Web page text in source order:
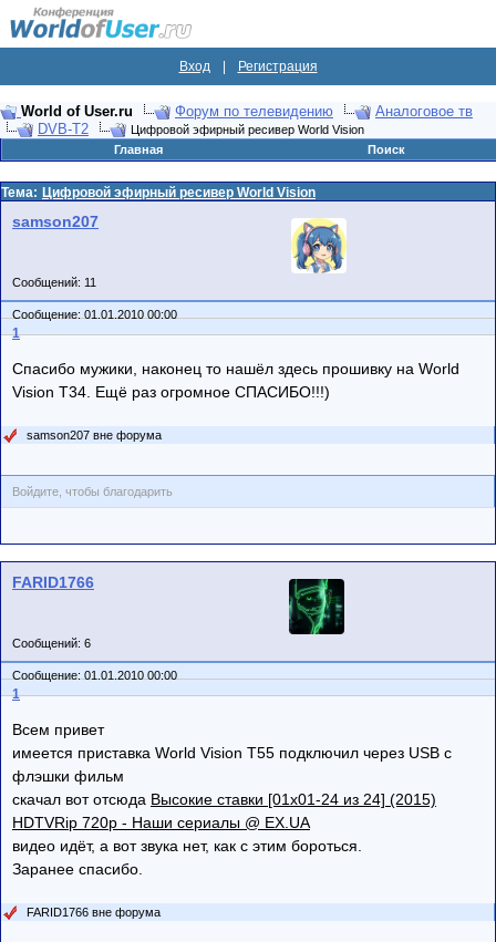
Вход Регистрация
World of User.ru Форум по телевидению
Аналоговое тв
DVB-T2
Цифровой эфирный ресивер World Vision
Главная
Поиск
Тема: Цифровой эфирный ресивер World Vision
samson207
Сообщений: 11
Сообщение: 01.01.2010 00:00
1
Спасибо мужики, наконец то нашёл здесь прошивку на World
Vision T34. Ещё раз огромное СПАСИБО!!!)
samson207 вне форума
Войдите, чтобы благодарить
FARID1766
Сообщений: 6
Сообщение: 01.01.2010 00:00
1
Всем привет
имеется приставка World Vision T55 подключил через USB с
флэшки фильм
скачал вот отсюда Высокие ставки [01х01-24 из 24] (2015)
HDTVRip 720p - Наши сериалы @ EX.UA
видео идёт, а вот звука нет, как с этим бороться.
Заранее спасибо.
FARID1766 вне форума